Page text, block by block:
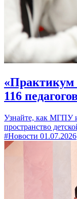
«Практикум
116
Узнайте, как МГПУ
пространство
#Новости 01.07.2026